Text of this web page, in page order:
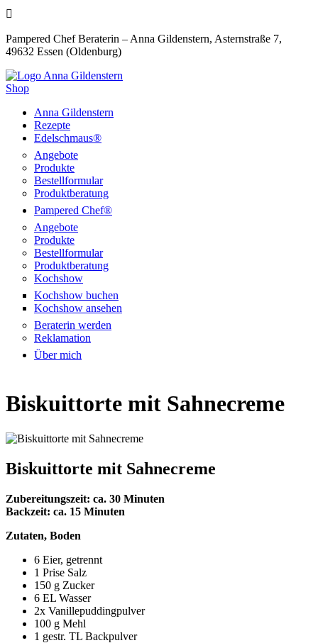

Pampered Chef Beraterin – Anna Gildenstern, Asternstraße 7,
49632 Essen (Oldenburg)
Shop
Anna Gildenstern
Rezepte
Edelschmaus®
Angebote
Produkte
Bestellformular
Produktberatung
Pampered Chef®
Angebote
Produkte
Bestellformular
Produktberatung
Kochshow
Kochshow buchen
Kochshow ansehen
Beraterin werden
Reklamation
Über mich
Biskuittorte mit Sahnecreme
Biskuittorte mit Sahnecreme
Zubereitungszeit: ca. 30 Minuten
Backzeit: ca. 15 Minuten
Zutaten, Boden
6 Eier, getrennt
1 Prise Salz
150 g Zucker
6 EL Wasser
2x Vanillepuddingpulver
100 g Mehl
1 gestr. TL Backpulver